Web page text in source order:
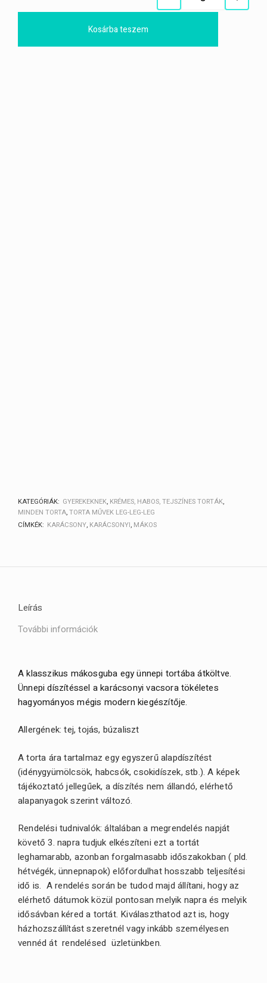
Quantity
Kosárba teszem
KATEGÓRIÁK: GYEREKEKNEK, KRÉMES, HABOS, TEJSZÍNES TORTÁK,
MINDEN TORTA,TORTA MŰVEK LEG-LEG-LEG
CÍMKÉK: KARÁCSONY, KARÁCSONYI, MÁKOS
Leírás
További információk
A klasszikus mákosguba egy ünnepi tortába átköltve.
Ünnepi díszítéssel a karácsonyi vacsora tökéletes
hagyományos mégis modern kiegészítője.
Allergének: tej, tojás, búzaliszt
A torta ára tartalmaz egy egyszerű alapdíszítést
(idénygyümölcsök, habcsók, csokidíszek, stb.). A képek
tájékoztató jellegűek, a díszítés nem állandó, elérhető
alapanyagok szerint változó.
Rendelési tudnivalók: általában a megrendelés napját
követő 3. napra tudjuk elkészíteni ezt a tortát
leghamarabb, azonban forgalmasabb időszakokban ( pld.
hétvégék, ünnepnapok) előfordulhat hosszabb teljesítési
idő is. A rendelés során be tudod majd állítani, hogy az
elérhető dátumok közül pontosan melyik napra és melyik
idősávban kéred a tortát. Kiválaszthatod azt is, hogy
házhozszállítást szeretnél vagy inkább személyesen
vennéd át rendelésed üzletünkben.